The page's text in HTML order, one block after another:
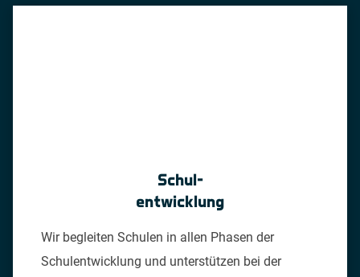
Schul-
entwicklung
Wir begleiten Schulen in allen Phasen der
Schulentwicklung und unterstützen bei der